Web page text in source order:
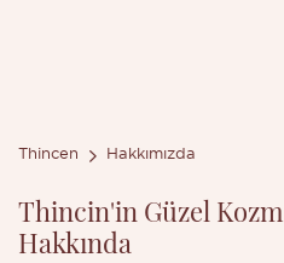
Thincen Hakkımızda
Thincin'in Güzel
Hakkında